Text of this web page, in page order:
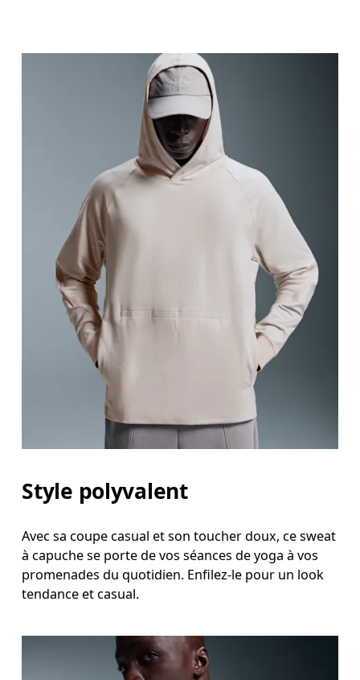
Poitrine
Prenez la mesure au niveau le plus large de la
Taille
Mesurez votre tour de taille au dessus du
Hanches
Mesurez votre tour de hanches sur la partie la
Style polyvalent
Avec sa coupe casual et son toucher doux, ce sweat
à capuche se porte de vos séances de yoga à vos
promenades du quotidien. Enfilez-le pour un look
tendance et casual.